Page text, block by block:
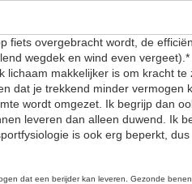
fiets overgebracht wordt, de
wegdek en wind even vergeet).*
lichaam makkelijker is om kracht te
dat je trekkend minder vermogen
wordt omgezet. Ik begrijp dan
leveren dan alleen duwend. Ik
is ook erg beperkt, dus
dat een berijder kan leveren. Gezonde